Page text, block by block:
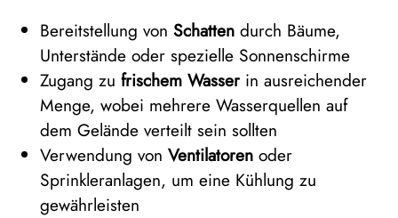
Bereitstellung von Schatten durch Bäume,
Unterstände oder spezielle Sonnenschirme
Zugang zu frischem Wasserin ausreichender
Menge, wobei mehrere Wasserquellen auf
dem Gelände verteilt sein sollten
Verwendung von Ventilatoren oder
Sprinkleranlagen, um eine Kühlung zu
gewährleisten